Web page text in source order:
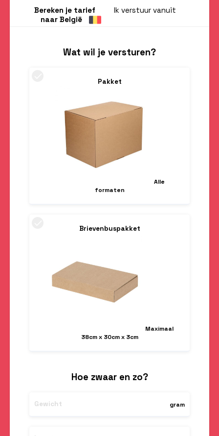
Bereken je tarief
naar België
Ik verstuur vanuit
Wat wil je versturen?
Pakket
Alle
formaten
Brievenbuspakket
Maximaal
38cm x 30cm x 3cm
Hoe zwaar en zo?